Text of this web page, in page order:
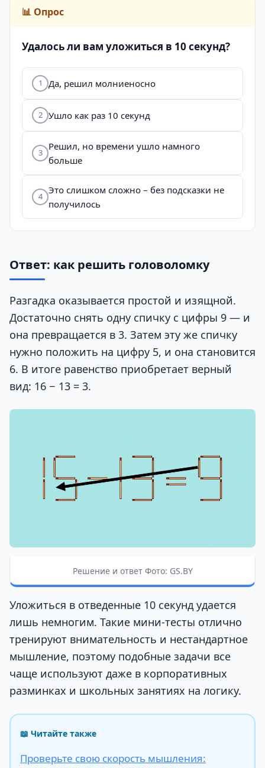
📊 Опрос
Удалось ли вам уложиться в 10 секунд?
1 Да, решил молниеносно
2 Ушло как раз 10 секунд
3
Решил, но времени ушло намного
больше
4
Это слишком сложно – без подсказки не
получилось
Ответ: как решить головоломку
Разгадка оказывается простой и изящной.
Достаточно снять одну спичку с цифры 9 — и
она превращается в 3. Затем эту же спичку
нужно положить на цифру 5, и она становится
6. В итоге равенство приобретает верный
вид: 16 − 13 = 3.
Решение и ответ Фото: GS.BY
Уложиться в отведенные 10 секунд удается
лишь немногим. Такие мини-тесты отлично
тренируют внимательность и нестандартное
мышление, поэтому подобные задачи все
чаще используют даже в корпоративных
разминках и школьных занятиях на логику.
📖 Читайте также
Проверьте свою скорость мышления: